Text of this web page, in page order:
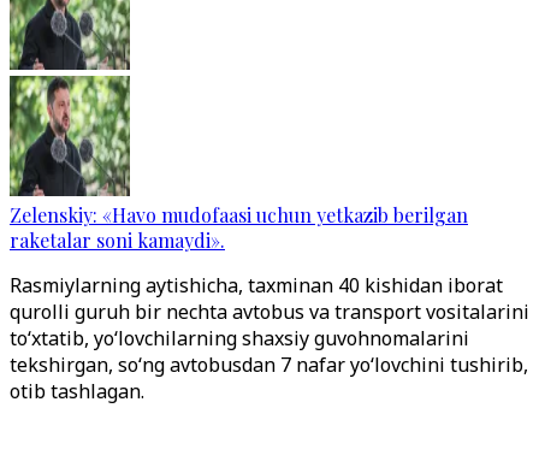
Zelenskiy: «Havo mudofaasi uchun yetkazib berilgan
raketalar soni kamaydi».
Rasmiylarning aytishicha, taxminan 40 kishidan iborat
qurolli guruh bir nechta avtobus va transport vositalarini
toʻxtatib, yoʻlovchilarning shaxsiy guvohnomalarini
tekshirgan, soʻng avtobusdan 7 nafar yoʻlovchini tushirib,
otib tashlagan.